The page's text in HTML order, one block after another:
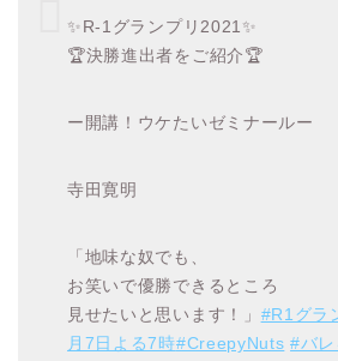
✨R-1グランプリ2021✨
🏆決勝進出者をご紹介🏆
ー開講！ウケたいゼミナールー
寺田寛明
「地味な奴でも、
お笑いで優勝できるところ
見せたいと思います！」 #R1グラ
月7日よる7時#CreepyNuts #バレ